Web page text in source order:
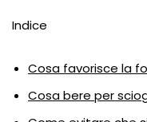
Indice
Cosa favorisce la
Cosa bere per